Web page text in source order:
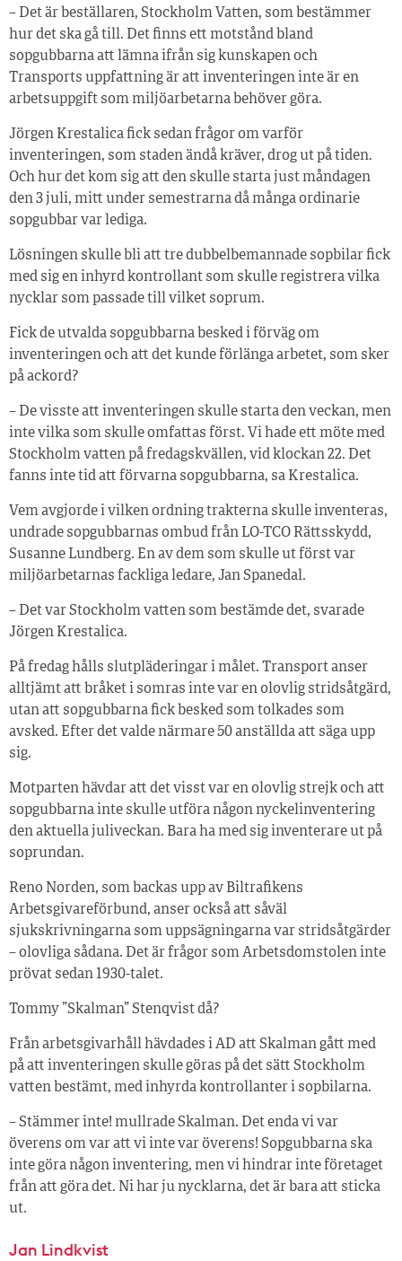
– Det är beställaren, Stockholm Vatten, som bestämmer
hur det ska gå till. Det finns ett motstånd bland
sopgubbarna att lämna ifrån sig kunskapen och
Transports uppfattning är att inventeringen inte är en
arbetsuppgift som miljöarbetarna behöver göra.
Jörgen Krestalica fick sedan frågor om varför
inventeringen, som staden ändå kräver, drog ut på tiden.
Och hur det kom sig att den skulle starta just måndagen
den 3 juli, mitt under semestrarna då många ordinarie
sopgubbar var lediga.
Lösningen skulle bli att tre dubbelbemannade sopbilar fick
med sig en inhyrd kontrollant som skulle registrera vilka
nycklar som passade till vilket soprum.
Fick de utvalda sopgubbarna besked i förväg om
inventeringen och att det kunde förlänga arbetet, som sker
på ackord?
– De visste att inventeringen skulle starta den veckan, men
inte vilka som skulle omfattas först. Vi hade ett möte med
Stockholm vatten på fredagskvällen, vid klockan 22. Det
fanns inte tid att förvarna sopgubbarna, sa Krestalica.
Vem avgjorde i vilken ordning trakterna skulle inventeras,
undrade sopgubbarnas ombud från LO-TCO Rättsskydd,
Susanne Lundberg. En av dem som skulle ut först var
miljöarbetarnas fackliga ledare, Jan Spanedal.
– Det var Stockholm vatten som bestämde det, svarade
Jörgen Krestalica.
På fredag hålls slutpläderingar i målet. Transport anser
alltjämt att bråket i somras inte var en olovlig stridsåtgärd,
utan att sopgubbarna fick besked som tolkades som
avsked. Efter det valde närmare 50 anställda att säga upp
sig.
Motparten hävdar att det visst var en olovlig strejk och att
sopgubbarna inte skulle utföra någon nyckelinventering
den aktuella juliveckan. Bara ha med sig inventerare ut på
soprundan.
Reno Norden, som backas upp av Biltrafikens
Arbetsgivareförbund, anser också att såväl
sjukskrivningarna som uppsägningarna var stridsåtgärder
– olovliga sådana. Det är frågor som Arbetsdomstolen inte
prövat sedan 1930-talet.
Tommy ”Skalman” Stenqvist då?
Från arbetsgivarhåll hävdades i AD att Skalman gått med
på att inventeringen skulle göras på det sätt Stockholm
vatten bestämt, med inhyrda kontrollanter i sopbilarna.
– Stämmer inte! mullrade Skalman. Det enda vi var
överens om var att vi inte var överens! Sopgubbarna ska
inte göra någon inventering, men vi hindrar inte företaget
från att göra det. Ni har ju nycklarna, det är bara att sticka
ut.
Jan Lindkvist